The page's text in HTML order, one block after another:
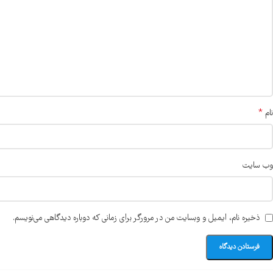
نام *
وب‌ سایت
ذخیره نام، ایمیل و وبسایت من در مرورگر برای زمانی که دوباره دیدگاهی می‌نویسم.